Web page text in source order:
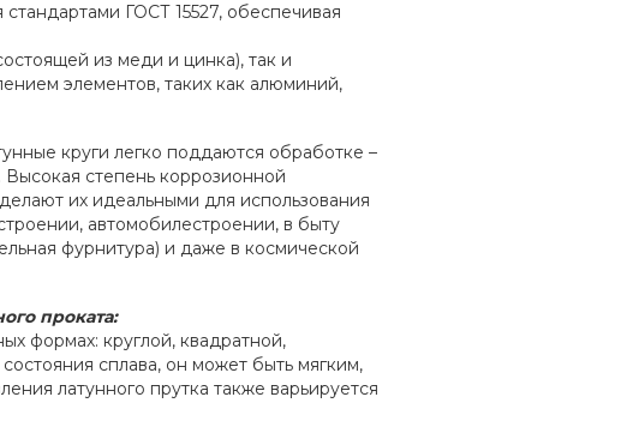
стандартами ГОСТ 15527, обеспечивая
из меди и цинка), так и
элементов, таких как алюминий,
круги легко поддаются обработке –
степень коррозионной
их идеальными для использования
автомобилестроении, в быту
фурнитура) и даже в космической
проката:
формах: круглой, квадратной,
сплава, он может быть мягким,
латунного прутка также варьируется